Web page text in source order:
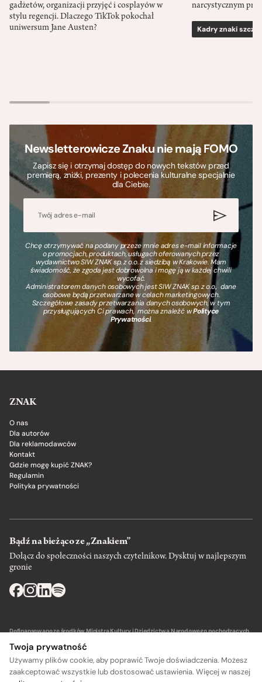
gadżetów, organizacji przyjęć i cosplayów w
stylu regencji. Dlaczego TikTok pokochał
uniwersum Jane Austen?
narcystycznym
Kadry znaki
Newsletterowicze Znaku nie mają FOMO
Zapisz się i otrzymaj dostęp do nowych tekstów przed
premierą, zniżki, prezenty i polecenia kulturalne specjalnie
dla Ciebie.
Chcę otrzymywać na podany przeze mnie adres e-mail informacje
o promocjach, produktach, usługach oferowanych przez
wydawnictwo SIW ZNAK sp. z o.o. z siedzibą w Krakowie. Mam
świadomość, że zgoda jest dobrowolna i mogę ją w każdej chwili
wycofać.
Administratorem danych osobowych jest SIW ZNAK sp. z o.o., dane
osobowe będą przetwarzane w celach marketingowych.
Szczegółowe zasady przetwarzania danych osobowych, w tym
przysługujących Ci prawach, można znaleźć wPolityce
Prywatności.
ZNAK
O nas
Dla autorów
Dla reklamodawców
Kontakt
Gdzie mogę kupić ZNAK?
Regulamin
Polityka prywatności
Bądź na bieżąco ze „Znakiem”
Dołącz do społeczności naszych czytelnikow. Dysktuj w najlepszym
gronie
Dofinansowano ze środków Ministra Kultury i Dziedzictwa Narodowego pochodzących
Twoja prywatność
Używamy plików cookie, aby poprawić Twoje doświadczenia. Możesz
zaakceptować wszystkie lub dostosować ustawienia. Więcej w naszej